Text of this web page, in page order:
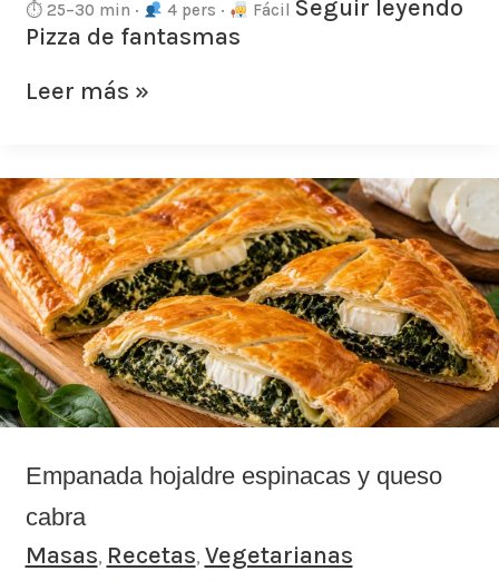
⏱ 25–30 min · 4 pers · Fácil Seguir leyendo
Pizza de fantasmas
Leer más »
Empanada hojaldre espinacas y queso
cabra
Masas, Recetas, Vegetarianas
Empanada
hojaldre
espinacas
y
queso
cabra